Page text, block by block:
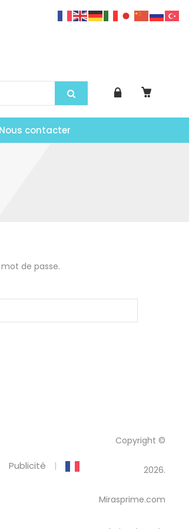
Nous contacter
de passe.
Publicité
Copyright ©
2026.
Mirasprime.com